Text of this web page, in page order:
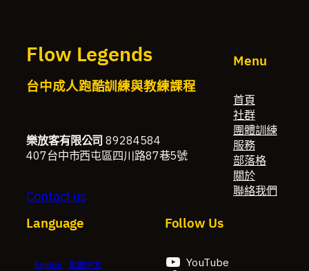
Flow Legends
台中成人跑酷訓練與教練課程
樂放客有限公司 89284584
407台中市西屯區四川路87巷5號
Contact us
Menu
首頁
社群
團體訓練
服務
部落格
關於
聯絡我們
Language
English 繁體中文
Follow Us
YouTube